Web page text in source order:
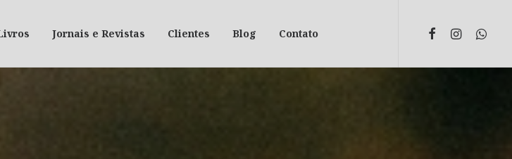
Jornais e Revistas Clientes Blog Contato